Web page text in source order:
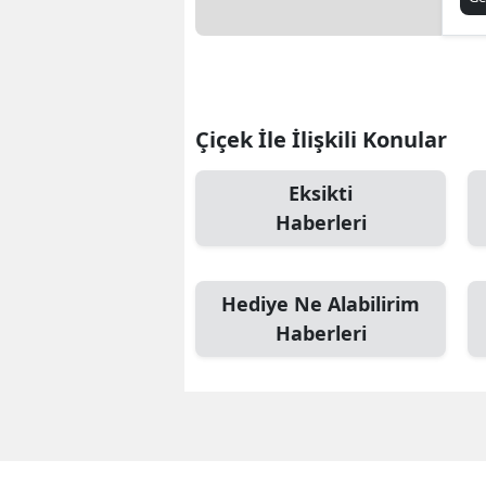
Çiçek İle İlişkili Konular
Eksikti
Haberleri
Hediye Ne Alabilirim
Haberleri